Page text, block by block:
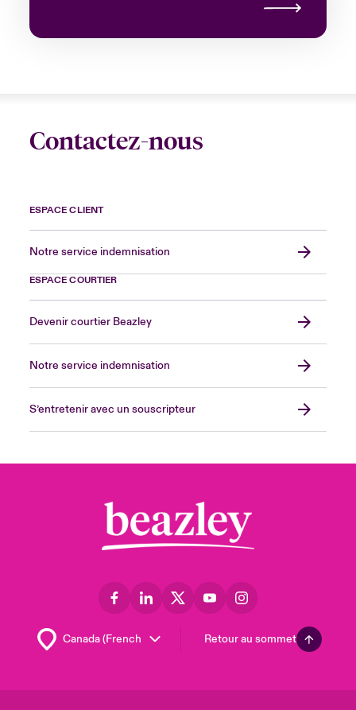
Contactez-nous
ESPACE CLIENT
Notre service indemnisation
ESPACE COURTIER
Devenir courtier Beazley
Notre service indemnisation
S’entretenir avec un souscripteur
Retour au sommet